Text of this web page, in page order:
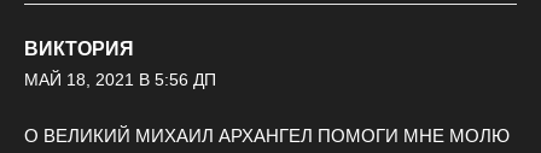
ВИКТОРИЯ
МАЙ 18, 2021 В 5:56 ДП
О ВЕЛИКИЙ МИХАИЛ АРХАНГЕЛ ПОМОГИ МНЕ МОЛЮ